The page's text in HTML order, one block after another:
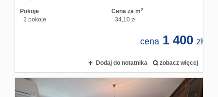
Pokoje
2 pokoje
Cena za m2
34,10 zł
cena 1 400 zł
Dodaj do notatnika zobacz więcej